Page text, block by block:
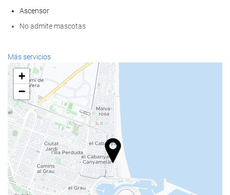
Ascensor
No admite mascotas
Bienestar
Spa
Hammam
Sauna
Gimnasio
Comida y bebida
Restaurante a la carta
Bar
Más servicios
+
−